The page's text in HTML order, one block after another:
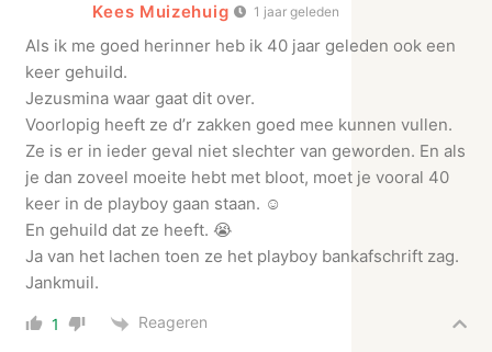
Kees Muizehuig 1 jaar geleden
Als ik me goed herinner heb ik 40 jaar geleden ook een
keer gehuild.
Jezusmina waar gaat dit over.
Voorlopig heeft ze d’r zakken goed mee kunnen vullen.
Ze is er in ieder geval niet slechter van geworden. En als
je dan zoveel moeite hebt met bloot, moet je vooral 40
keer in de playboy gaan staan. ☺️
En gehuild dat ze heeft. 😭
Ja van het lachen toen ze het playboy bankafschrift zag.
Jankmuil.
1 Reageren